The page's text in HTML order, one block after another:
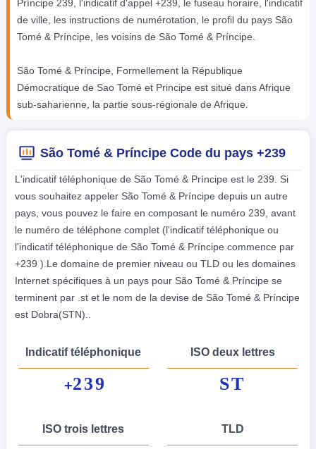
Príncipe 239, l'indicatif d'appel +239, le fuseau horaire, l'indicatif
de ville, les instructions de numérotation, le profil du pays São
Tomé & Príncipe, les voisins de São Tomé & Príncipe.
São Tomé & Príncipe, Formellement la République
Démocratique de Sao Tomé et Principe est situé dans Afrique
sub-saharienne, la partie sous-régionale de Afrique.
São Tomé & Príncipe Code du pays +239
L'indicatif téléphonique de São Tomé & Príncipe est le 239. Si
vous souhaitez appeler São Tomé & Príncipe depuis un autre
pays, vous pouvez le faire en composant le numéro 239, avant
le numéro de téléphone complet (l'indicatif téléphonique ou
l'indicatif téléphonique de São Tomé & Príncipe commence par
+239 ).Le domaine de premier niveau ou TLD ou les domaines
Internet spécifiques à un pays pour São Tomé & Príncipe se
terminent par .st et le nom de la devise de São Tomé & Príncipe
est Dobra(STN)..
Indicatif téléphonique
+239
ISO deux lettres
ST
ISO trois lettres TLD